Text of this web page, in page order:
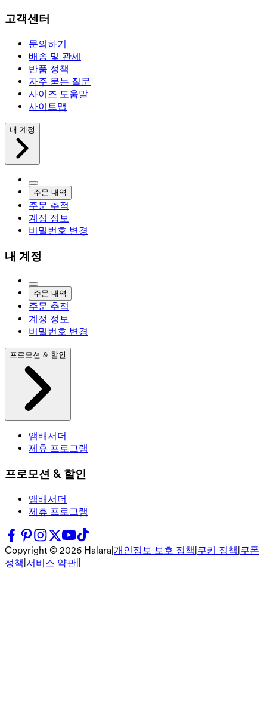
고객센터
문의하기
배송 및 관세
반품 정책
자주 묻는 질문
사이즈 도움말
사이트맵
내 계정
주문 내역
주문 추적
계정 정보
비밀번호 변경
내 계정
주문 내역
주문 추적
계정 정보
비밀번호 변경
프로모션 & 할인
앰배서더
제휴 프로그램
프로모션 & 할인
앰배서더
제휴 프로그램
Copyright © 2026 Halara 개인정보 보호 정책 쿠키 정책 쿠폰
정책 서비스 약관